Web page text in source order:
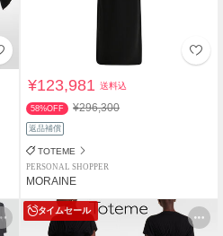
¥123,981送料込
58%OFF ¥296,300
返品補償
TOTEME
PERSONAL SHOPPER
MORAINE
タイムセール